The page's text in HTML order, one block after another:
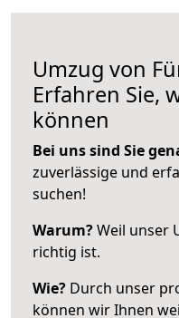
Umzug von
Erfahren Sie,
können
Bei uns sind Sie
zuverlässige und
suchen!
Warum?Weil unser
richtig ist.
Wie? Durch unser
können wir Ihnen